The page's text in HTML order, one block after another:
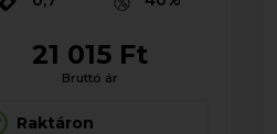
21 015 Ft
Bruttó ár
Raktáron